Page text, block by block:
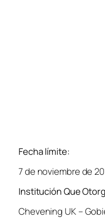
Fecha límite:
7 de noviembre de
Institución Que
Chevening UK –